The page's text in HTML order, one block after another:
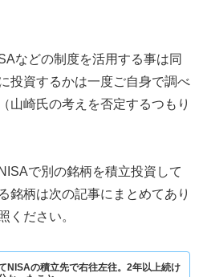
などの制度を活用する事は同
投資するかは一度ご自身で調べ
山崎氏の考えを否定するつもり
で別の銘柄を積立投資して
銘柄は次の記事にまとめてあり
ください。
NISAの積立先で右往左往。2年以上続け